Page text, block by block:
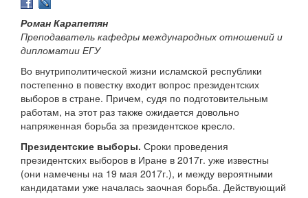
Роман Карапетян
Преподаватель кафедры международных отношений и
дипломатии ЕГУ
Во внутриполитической жизни исламской республики
постепенно в повестку входит вопрос президентских
выборов в стране. Причем, судя по подготовительным
работам, на этот раз также ожидается довольно
напряженная борьба за президентское кресло.
Президентские выборы. Сроки проведения
президентских выборов в Иране в 2017г. уже известны
(они намечены на 19 мая 2017г.), и между вероятными
кандидатами уже началась заочная борьба. Действующий